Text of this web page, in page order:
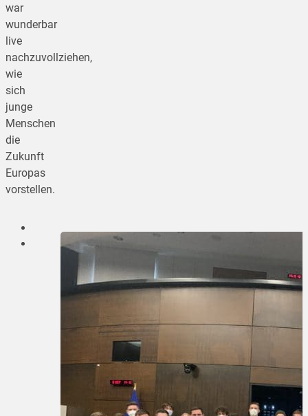
war
wunderbar
live
nachzuvollziehen,
wie
sich
junge
Menschen
die
Zukunft
Europas
vorstellen.